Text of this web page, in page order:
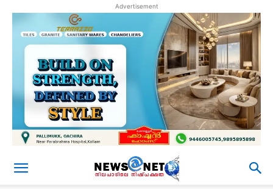
Advertisement